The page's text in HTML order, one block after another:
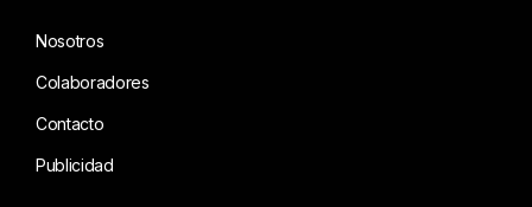
Nosotros
Colaboradores
Contacto
Publicidad